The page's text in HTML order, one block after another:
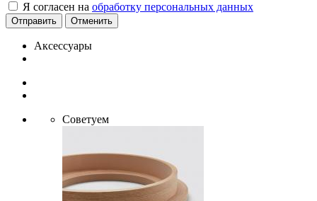
Я согласен на обработку персональных данных
Отменить
Аксессуары
Советуем